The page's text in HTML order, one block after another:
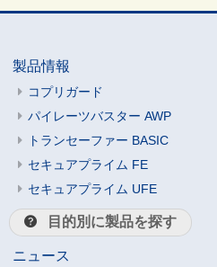
製品情報
コプリガード
パイレーツバスター AWP
トランセーファー BASIC
セキュアプライム FE
セキュアプライム UFE
目的別に製品を探す
ニュース